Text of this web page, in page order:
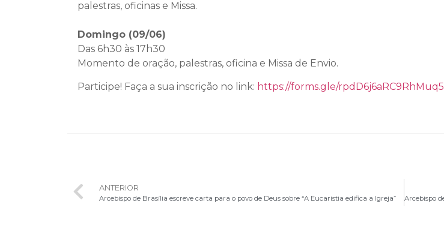
palestras, oficinas e Missa.
Domingo (09/06)
Das 6h30 às 17h30
Momento de oração, palestras, oficina e Missa de Envio.
Participe! Faça a sua inscrição no link: https://forms.gle/rpdD6j6aRC9RhMuq5
ANTERIOR
Arcebispo de Brasília escreve carta para o povo de Deus sobre “A Eucaristia edifica a Igreja”